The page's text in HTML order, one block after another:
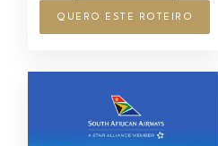
QUERO ESTE ROTEIRO